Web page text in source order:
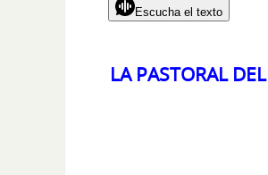
Escucha el texto
LA PASTORAL